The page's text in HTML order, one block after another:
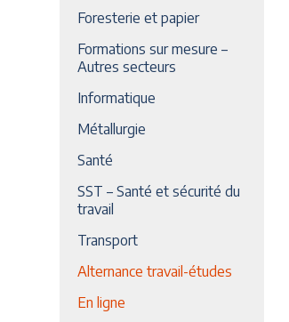
Foresterie et papier
Formations sur mesure –
Autres secteurs
Informatique
Métallurgie
Santé
SST – Santé et sécurité du
travail
Transport
Alternance travail-études
En ligne